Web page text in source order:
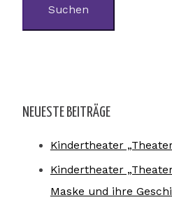
NEUESTE BEITRÄGE
Kindertheater
Kindertheater
Maske und ihre